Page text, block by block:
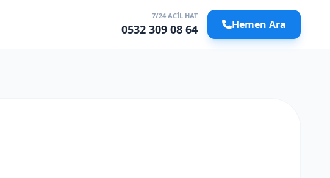
7/24 ACIL HAT
0532 309 08 64 Hemen Ara